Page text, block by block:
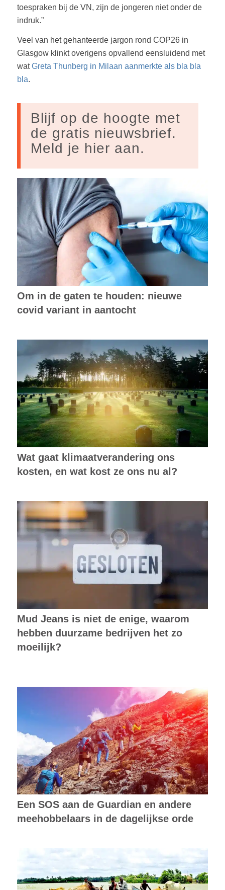
toespraken bij de VN, zijn de jongeren niet onder de
indruk.”
Veel van het gehanteerde jargon rond COP26 in
Glasgow klinkt overigens opvallend eensluidend met
watGreta Thunberg in Milaan aanmerkte als bla bla
bla.
Blijf op de hoogte met
de gratis nieuwsbrief.
Meld je hier aan.
Om in de gaten te houden: nieuwe
covid variant in aantocht
Wat gaat klimaatverandering ons
kosten, en wat kost ze ons nu al?
Mud Jeans is niet de enige, waarom
hebben duurzame bedrijven het zo
moeilijk?
Een SOS aan de Guardian en andere
meehobbelaars in de dagelijkse orde